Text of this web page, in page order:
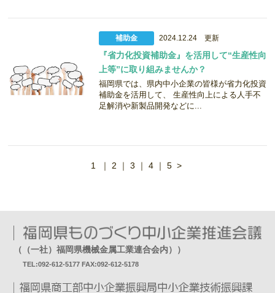
補助金 2024.12.24 更新
『省力化投資補助金』を活用して“生産性向
上等”に取り組みませんか？
福岡県では、県内中小企業の皆様が省力化投資
補助金を活用して、 生産性向上による人手不
足解消や新製品開発などに...
1 ｜ 2 ｜ 3 ｜ 4｜ 5 >
（（一社）福岡県機械金属工業連合会内））
TEL:092-612-5177 FAX:092-612-5178